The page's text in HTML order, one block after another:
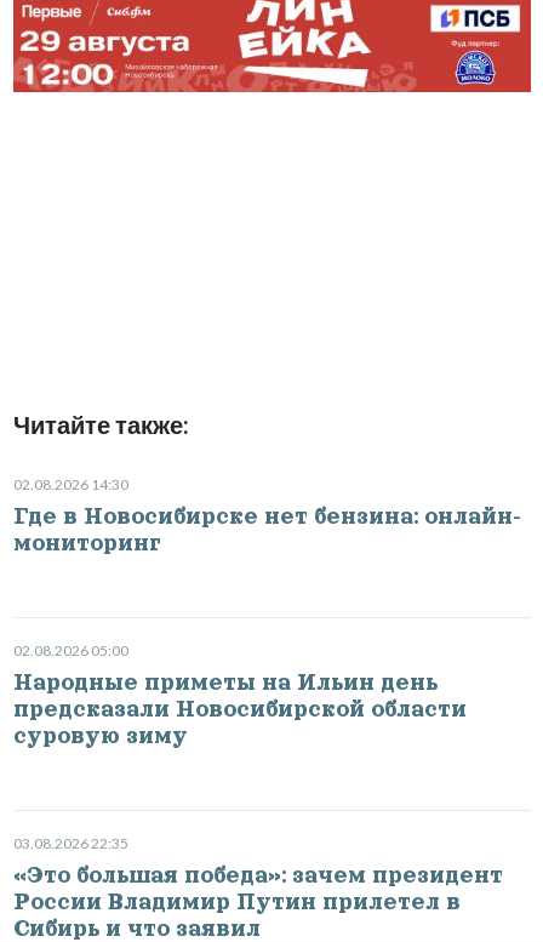
Читайте также:
02.08.2026 14:30
Где в Новосибирске нет бензина: онлайн-
мониторинг
02.08.2026 05:00
Народные приметы на Ильин день
предсказали Новосибирской области
суровую зиму
03.08.2026 22:35
«Это большая победа»: зачем президент
России Владимир Путин прилетел в
Сибирь и что заявил